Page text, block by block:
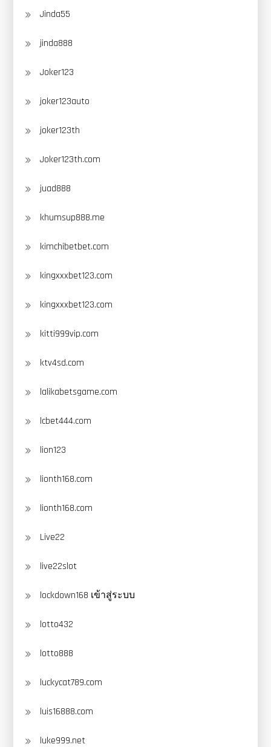
Jinda55
jinda888
Joker123
joker123auto
joker123th
Joker123th.com
juad888
khumsup888.me
kimchibetbet.com
kingxxxbet123.com
kingxxxbet123.com
kitti999vip.com
ktv4sd.com
lalikabetsgame.com
lcbet444.com
lion123
lionth168.com
lionth168.com
Live22
live22slot
lockdown168 เข้าสู่ระบบ
lotto432
lotto888
luckycat789.com
luis16888.com
luke999.net